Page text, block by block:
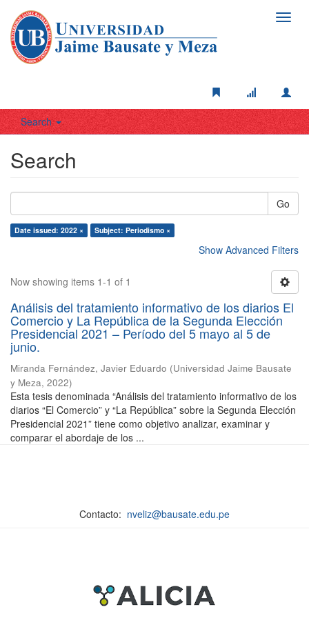
Search
Search
Go
Date issued: 2022 × Subject: Periodismo ×
Show Advanced Filters
Now showing items 1-1 of 1
Análisis del tratamiento informativo de los diarios El
Comercio y La República de la Segunda Elección
Presidencial 2021 – Período del 5 mayo al 5 de
junio.
Miranda Fernández, Javier Eduardo (Universidad Jaime Bausate
y Meza, 2022)
Esta tesis denominada “Análisis del tratamiento informativo de los
diarios “El Comercio” y “La República” sobre la Segunda Elección
Presidencial 2021” tiene como objetivo analizar, examinar y
comparar el abordaje de los ...
Contacto: nveliz@bausate.edu.pe